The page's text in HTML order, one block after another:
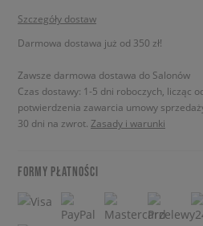
Szczegóły dostaw
Darmowa dostawa już od 350 zł!
Zawsze darmowa dostawa do Salonów
Czas dostawy: 1-5 dni roboczych, licząc
potwierdzenia zawarcia umowy
30 dni na zwrot. Zasady i warunki
FORMY PŁATNOŚCI